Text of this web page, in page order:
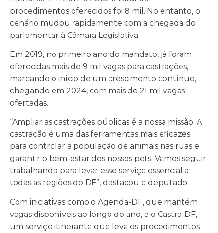
procedimentos oferecidos foi 8 mil. No entanto, o
cenário mudou rapidamente com a chegada do
parlamentar à Câmara Legislativa.
Em 2019, no primeiro ano do mandato, já foram
oferecidas mais de 9 mil vagas para castrações,
marcando o início de um crescimento contínuo,
chegando em 2024, com mais de 21 mil vagas
ofertadas.
“Ampliar as castrações públicas é a nossa missão. A
castração é uma das ferramentas mais eficazes
para controlar a população de animais nas ruas e
garantir o bem-estar dos nossos pets. Vamos seguir
trabalhando para levar esse serviço essencial a
todas as regiões do DF”, destacou o deputado.
Com iniciativas como o Agenda-DF, que mantém
vagas disponíveis ao longo do ano, e o Castra-DF,
um serviço itinerante que leva os procedimentos